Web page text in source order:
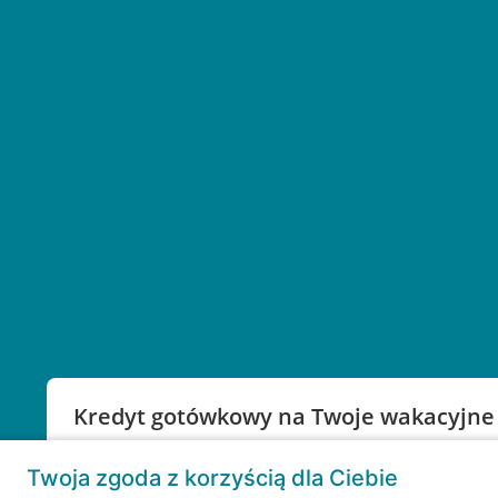
Kredyt gotówkowy na Twoje
RRSO: 9,6%
Twoja zgoda z korzyścią dla Ciebie